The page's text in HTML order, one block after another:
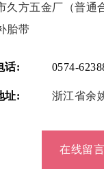
久方五金厂（普通
胎带
话: 0574-
址: 浙江省余
在线留言